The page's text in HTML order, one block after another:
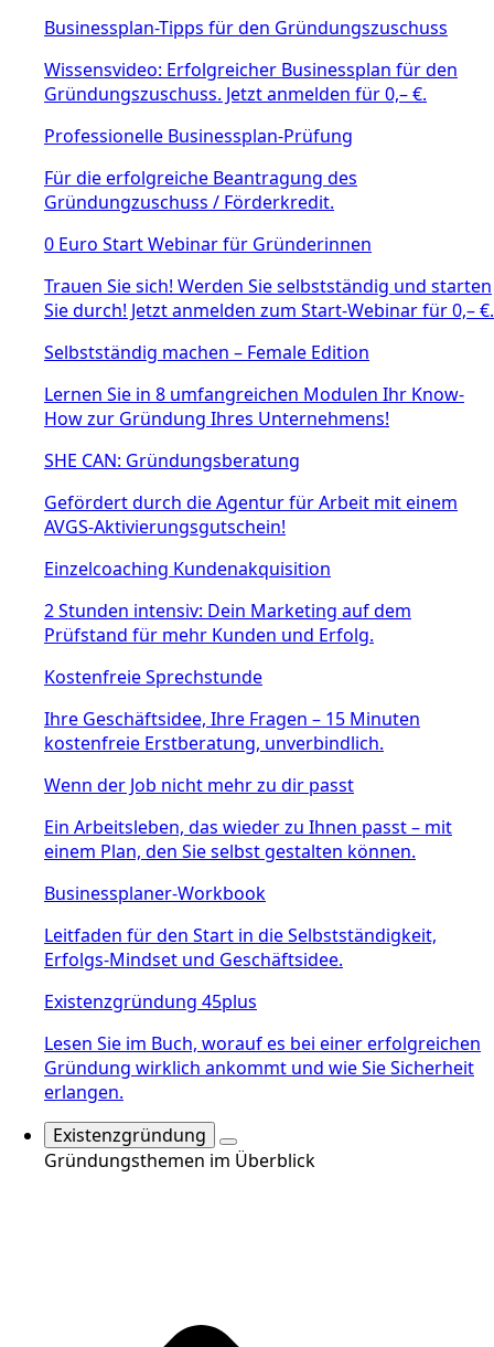
Businessplan-Tipps für den Gründungszuschuss
Wissensvideo: Erfolgreicher Businessplan für den
Gründungszuschuss. Jetzt anmelden für 0,– €.
Professionelle Businessplan-Prüfung
Für die erfolgreiche Beantragung des
Gründungzuschuss / Förderkredit.
0 Euro Start Webinar für Gründerinnen
Trauen Sie sich! Werden Sie selbstständig und starten
Sie durch! Jetzt anmelden zum Start-Webinar für 0,– €.
Selbstständig machen – Female Edition
Lernen Sie in 8 umfangreichen Modulen Ihr Know-
How zur Gründung Ihres Unternehmens!
SHE CAN: Gründungsberatung
Gefördert durch die Agentur für Arbeit mit einem
AVGS-Aktivierungsgutschein!
Einzelcoaching Kundenakquisition
2 Stunden intensiv: Dein Marketing auf dem
Prüfstand für mehr Kunden und Erfolg.
Kostenfreie Sprechstunde
Ihre Geschäftsidee, Ihre Fragen – 15 Minuten
kostenfreie Erstberatung, unverbindlich.
Wenn der Job nicht mehr zu dir passt
Ein Arbeitsleben, das wieder zu Ihnen passt – mit
einem Plan, den Sie selbst gestalten können.
Businessplaner-Workbook
Leitfaden für den Start in die Selbstständigkeit,
Erfolgs-Mindset und Geschäftsidee.
Existenzgründung 45plus
Lesen Sie im Buch, worauf es bei einer erfolgreichen
Gründung wirklich ankommt und wie Sie Sicherheit
erlangen.
Existenzgründung
Gründungsthemen im Überblick